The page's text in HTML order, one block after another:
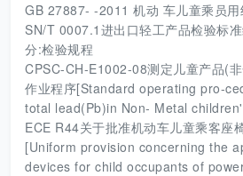
GB 27887- -2011 机动 车儿童乘员用
SN/T 0007.1进出口轻工产品检验标
分:检验规程
CPSC-CH-E1002-08测定儿童产品(
作业程序[Standard operating pro-
total lead(Pb)in Non- Metal
ECE R44关于批准机动车儿童乘客座
[Uniform provision concerning the
devices for child occupants of